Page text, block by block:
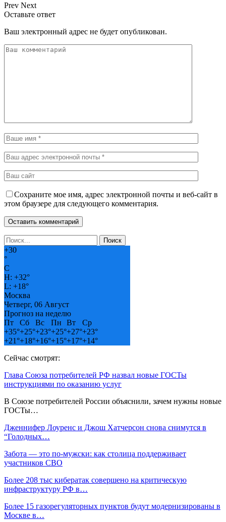
Prev Next
Оставьте ответ
Ваш электронный адрес не будет опубликован.
Сохраните мое имя, адрес электронной почты и веб-сайт в
этом браузере для следующего комментария.
+30
°
C
H: +32°
L: +18°
Москва
Четверг, 06 Август
Прогноз на неделю
Пт
Сб Вс Пн Вт
Ср
+35°+25°+23°+25°+27°+23°
+21°+18°+16°+15°+17°+14°
Сейчас смотрят:
Глава Союза потребителей РФ назвал новые ГОСТы
инструкциями по оказанию услуг
В Союзе потребителей России объяснили, зачем нужны новые
ГОСТы…
Дженнифер Лоуренс и Джош Хатчерсон снова снимутся в
“Голодных…
Забота — это по-мужски: как столица поддерживает
участников СВО
Более 208 тыс кибератак совершено на критическую
инфраструктуру РФ в…
Более 15 газорегуляторных пунктов будут модернизированы в
Москве в…